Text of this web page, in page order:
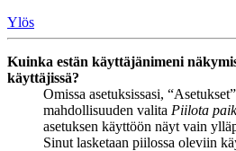
Ylös
Kuinka estän käyttäjänimeni
käyttäjissä?
Omissa asetuksissasi,
mahdollisuuden valita Piilota
asetuksen käyttöön näyt vain
Sinut lasketaan piilossa oleviin